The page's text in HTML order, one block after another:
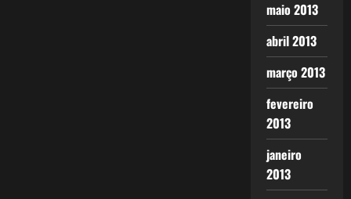
maio 2013
abril 2013
março 2013
fevereiro
2013
janeiro
2013